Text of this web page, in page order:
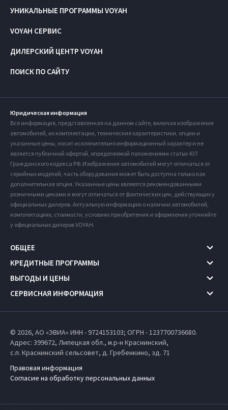
ПОИСК ПО САЙТУ
УНИКАЛЬНЫЕ ПРОГРАММЫ VOYAH
VOYAH СЕРВИС
ДИЛЕРСКИЙ ЦЕНТР VOYAH
Юридическая информация
Вся информация, представленная на данном сайте, включая изображения
автомобилей, их комплектации, технические характеристики, опции и
указанные цены, носит исключительно информационный характер и не
является публичной офертой, определяемой положениями статьи 437
Гражданского кодекса РФ. Изображения автомобилей могут отличаться от
серийных моделей, часть оборудования может быть доступна только как
дополнительная опция. Указанные цены являются рекомендованными
розничными ценами и могут отличаться от фактических цен, действующих у
официальных дилеров. Актуальную информацию о наличии автомобилей,
комплектациях, стоимости, условиях приобретения и оформления уточняйте
у официальных дилеров VOYAH.
ОБЩЕЕ
КРЕДИТНЫЕ ПРОГРАММЫ
ВЫГОДЫ И ЦЕНЫ
СЕРВИСНАЯ ИНФОРМАЦИЯ
© 2026, АО «ЭВИА» ИНН - 9724153103; ОГРН - 1237700736680.
Адрес: 399672, Липецкая обл., м.р-н Краснинский,
с.п. Краснинский сельсовет, д. Гребенкино, зд. 71
Правовая информация
Согласие на обработку персональных данных